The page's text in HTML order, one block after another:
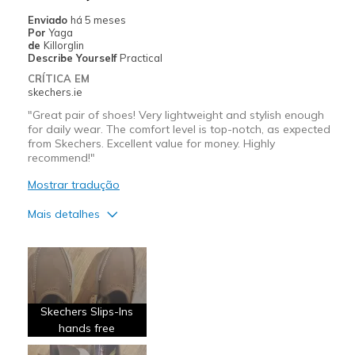
Width
Sizing
Feels true to size
View On Shoes
Enviado há 5 meses
Por Yaga
de Killorglin
Describe Yourself Practical
CRÍTICA EM
skechers.ie
"Great pair of shoes! Very lightweight and stylish enough
for daily wear. The comfort level is top-notch, as expected
from Skechers. Excellent value for money. Highly
recommend!"
Mostrar tradução
Mais detalhes
Attractive Design
Breathe Well
Comfortable
Skechers Slips-lns
hands free